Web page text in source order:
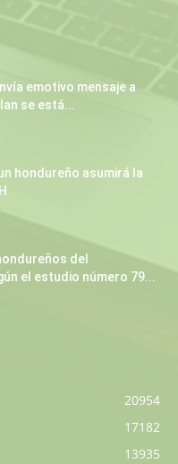
emotivo mensaje a
se está...
hondureño asumirá la
del
el estudio número 79...
20954
17182
13935